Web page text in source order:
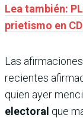
Lea también:
prietismo en
Las
recientes
quien ayer
electoral que